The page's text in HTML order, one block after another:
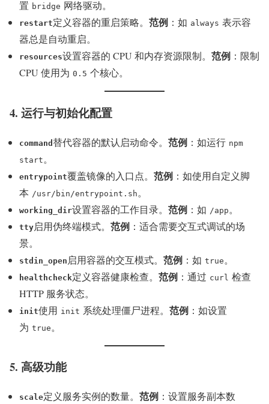
置 bridge 网络驱动。
restart定义容器的重启策略。 范例 ：如 always 表示容
器总是自动重启。
resources设置容器的 CPU 和内存资源限制。 范例 ：限制
CPU 使用为 0.5 个核心。
4. 运行与初始化配置
command 替代容器的默认启动命令。 范例 ：如运行 npm
start 。
entrypoint覆盖镜像的入口点。 范例 ：如使用自定义脚
本 /usr/bin/entrypoint.sh 。
working_dir设置容器的工作目录。 范例 ：如 /app 。
tty 启用伪终端模式。 范例 ：适合需要交互式调试的场
景。
stdin_open 启用容器的交互模式。 范例 ：如 true 。
healthcheck定义容器健康检查。 范例 ：通过 curl 检查
HTTP 服务状态。
init使用 init 系统处理僵尸进程。 范例 ：如设置
为 true 。
5. 高级功能
scale定义服务实例的数量。 范例 ：设置服务副本数